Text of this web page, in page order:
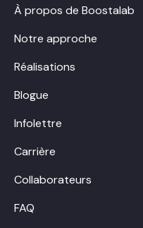
À propos de Boostalab
Notre approche
Réalisations
Blogue
Infolettre
Carrière
Collaborateurs
FAQ